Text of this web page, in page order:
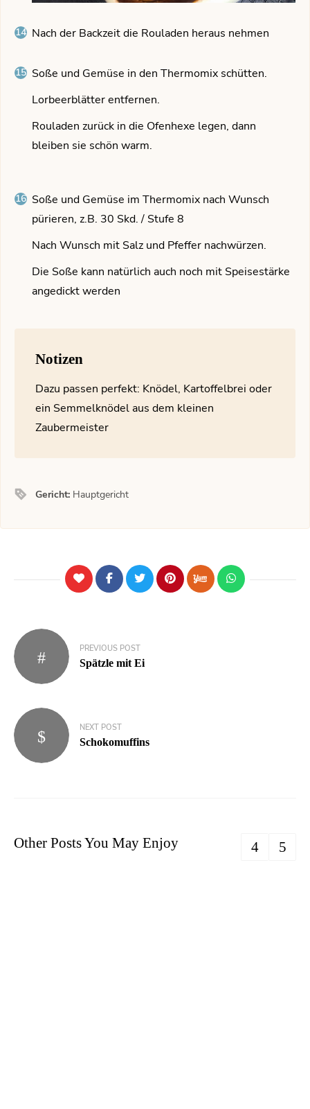
Nach der Backzeit die Rouladen heraus nehmen
Soße und Gemüse in den Thermomix schütten.
Lorbeerblätter entfernen.
Rouladen zurück in die Ofenhexe legen, dann
bleiben sie schön warm.
Soße und Gemüse im Thermomix nach Wunsch
pürieren, z.B. 30 Skd. / Stufe 8
Nach Wunsch mit Salz und Pfeffer nachwürzen.
Die Soße kann natürlich auch noch mit Speisestärke
angedickt werden
Notizen
Dazu passen perfekt: Knödel, Kartoffelbrei oder
ein Semmelknödel aus dem kleinen
Zaubermeister
Gericht: Hauptgericht
PREVIOUS POST
Spätzle mit Ei
NEXT POST
Schokomuffins
Other Posts You May Enjoy